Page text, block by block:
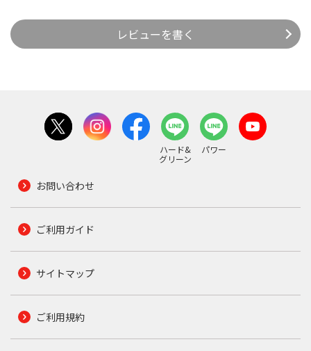
レビューを書く
ハード&
グリーン
パワー
お問い合わせ
ご利用ガイド
サイトマップ
ご利用規約